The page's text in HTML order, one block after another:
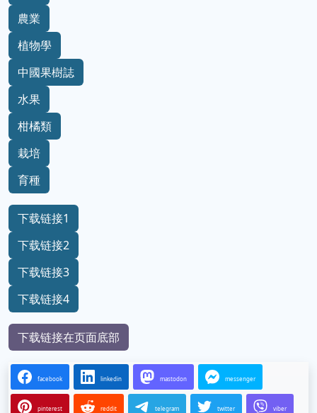
農業
植物學
中國果樹誌
水果
柑橘類
栽培
育種
下载链接1
下载链接2
下载链接3
下载链接4
下载链接在页面底部
facebook linkedin mastodon messenger
pinterest reddit telegram twitter viber